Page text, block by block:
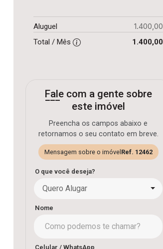
Aluguel 1.400,00
Total / Mês 1.400,00
Fale com a gente sobre
este imóvel
Preencha os campos abaixo e
retornamos o seu contato em breve.
Mensagem sobre o imóvel Ref. 12462
O que você deseja?
Quero Alugar
Nome
Celular / WhatsApp